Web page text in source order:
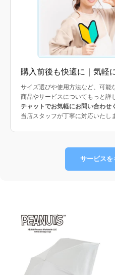
購入前後も快適に｜気軽
サイズ選びや使用方法など、可能
商品やサービスについてもっと詳
チャットでお気軽にお問い合わせ
当店スタッフが丁寧に対応いたし
サービスを